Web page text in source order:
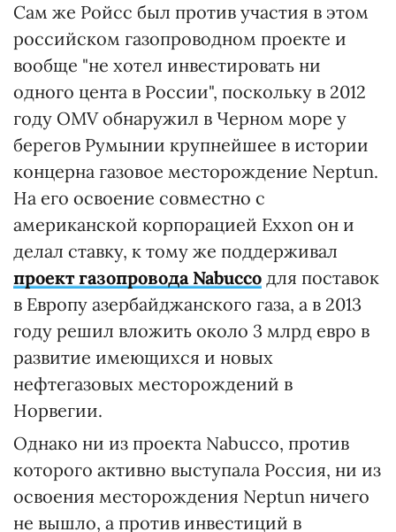
Сам же Ройсс был против участия в этом
российском газопроводном проекте и
вообще "не хотел инвестировать ни
одного цента в России", поскольку в 2012
году OMV обнаружил в Черном море у
берегов Румынии крупнейшее в истории
концерна газовое месторождение Neptun.
На его освоение совместно с
американской корпорацией Exxon он и
делал ставку, к тому же поддерживал
проект газопровода Nabucco для поставок
в Европу азербайджанского газа, а в 2013
году решил вложить около 3 млрд евро в
развитие имеющихся и новых
нефтегазовых месторождений в
Норвегии.
Однако ни из проекта Nabucco, против
которого активно выступала Россия, ни из
освоения месторождения Neptun ничего
не вышло, а против инвестиций в